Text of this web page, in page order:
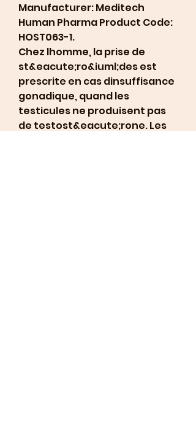
Manufacturer: Meditech
Human Pharma Product Code:
HOST063-1.
Chez lhomme, la prise de
st&eacute;ro&iuml;des est
prescrite en cas dinsuffisance
gonadique, quand les
testicules ne produisent pas
de testost&eacute;rone. Les